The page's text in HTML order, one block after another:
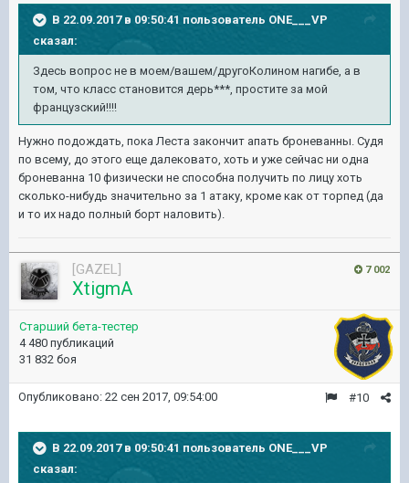
В 22.09.2017 в 09:50:41 пользователь ONE___VP
сказал:
Здесь вопрос не в моем/вашем/другоКолином нагибе, а в
том, что класс становится дерь***, простите за мой
французский!!!!
Нужно подождать, пока Леста закончит апать броневанны. Судя
по всему, до этого еще далековато, хоть и уже сейчас ни одна
броневанна 10 физически не способна получить по лицу хоть
сколько-нибудь значительно за 1 атаку, кроме как от торпед (да
и то их надо полный борт наловить).
7 002
[GAZEL]
XtigmA
Старший бета-тестер
4 480 публикаций
31 832 боя
#10
Опубликовано: 22 сен 2017, 09:54:00
В 22.09.2017 в 09:50:41 пользователь ONE___VP
сказал: